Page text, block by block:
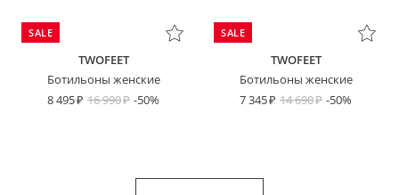
SALE
TWOFEET
Ботильоны женские
8 495
16 990 -50%
SALE
TWOFEET
Ботильоны женские
7 345
14 690 -50%